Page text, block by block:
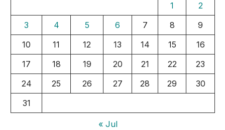
1
2
3
4 5 6 7 8
9
10
11 12 13 14 15
16
17
18 19 20 21 22
23
24
25 26 27 28 29
30
31
« Jul